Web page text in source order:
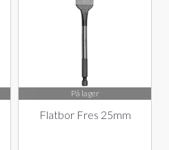
På lager
Flatbor Fres 25mm